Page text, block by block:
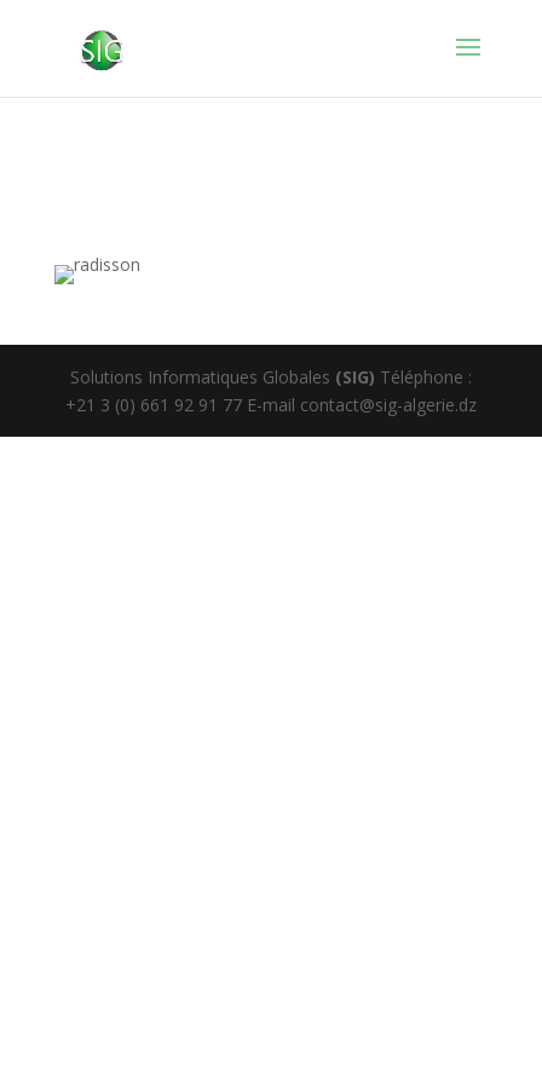
Solutions Informatiques Globales (SIG) Téléphone :
+21 3 (0) 661 92 91 77 E-mail contact@sig-algerie.dz